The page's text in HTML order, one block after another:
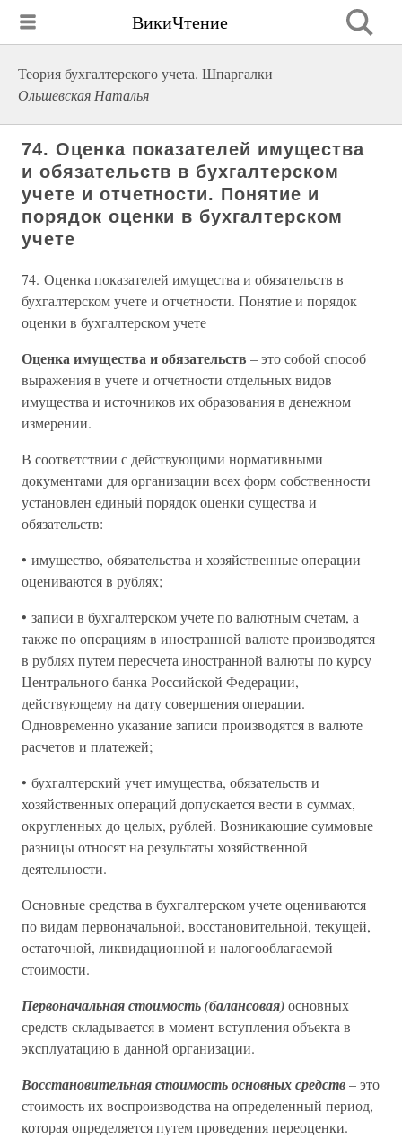
ВикиЧтение
Теория бухгалтерского учета. Шпаргалки
Ольшевская Наталья
74. Оценка показателей имущества
и обязательств в бухгалтерском
учете и отчетности. Понятие и
порядок оценки в бухгалтерском
учете
74. Оценка показателей имущества и обязательств в
бухгалтерском учете и отчетности. Понятие и порядок
оценки в бухгалтерском учете
Оценка имущества и обязательств – это собой способ
выражения в учете и отчетности отдельных видов
имущества и источников их образования в денежном
измерении.
В соответствии с действующими нормативными
документами для организации всех форм собственности
установлен единый порядок оценки существа и
обязательств:
• имущество, обязательства и хозяйственные операции
оцениваются в рублях;
• записи в бухгалтерском учете по валютным счетам, а
также по операциям в иностранной валюте производятся
в рублях путем пересчета иностранной валюты по курсу
Центрального банка Российской Федерации,
действующему на дату совершения операции.
Одновременно указание записи производятся в валюте
расчетов и платежей;
• бухгалтерский учет имущества, обязательств и
хозяйственных операций допускается вести в суммах,
округленных до целых, рублей. Возникающие суммовые
разницы относят на результаты хозяйственной
деятельности.
Основные средства в бухгалтерском учете оцениваются
по видам первоначальной, восстановительной, текущей,
остаточной, ликвидационной и налогооблагаемой
стоимости.
Первоначальная стоимость (балансовая)основных
средств складывается в момент вступления объекта в
эксплуатацию в данной организации.
Восстановительная стоимость основных средств– это
стоимость их воспроизводства на определенный период,
которая определяется путем проведения переоценки.